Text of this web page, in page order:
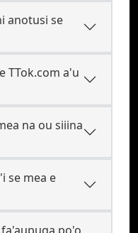
anotusi se
TTok.com a'u
na ou siiina
se mea e